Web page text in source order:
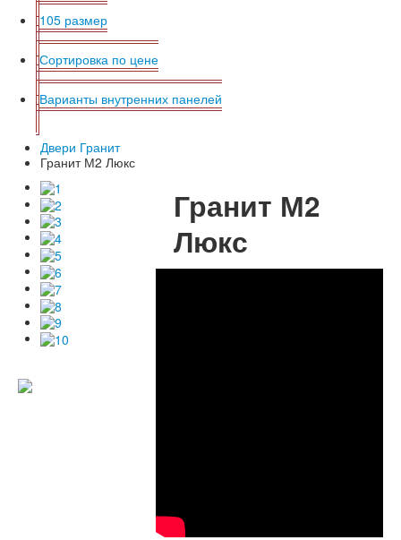
105 размер
Сортировка по цене
Варианты внутренних панелей
Двери Гранит
Гранит М2 Люкс
Гранит М2
Люкс